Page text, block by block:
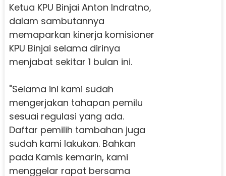
Ketua KPU Binjai Anton Indratno,
dalam sambutannya
memaparkan kinerja komisioner
KPU Binjai selama dirinya
menjabat sekitar 1 bulan ini.
"Selama ini kami sudah
mengerjakan tahapan pemilu
sesuai regulasi yang ada.
Daftar pemilih tambahan juga
sudah kami lakukan. Bahkan
pada Kamis kemarin, kami
menggelar rapat bersama